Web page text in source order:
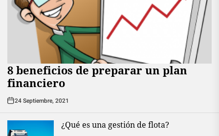
8 beneficios de preparar un plan
financiero
24 Septiembre, 2021
¿Qué es una gestión de flota?